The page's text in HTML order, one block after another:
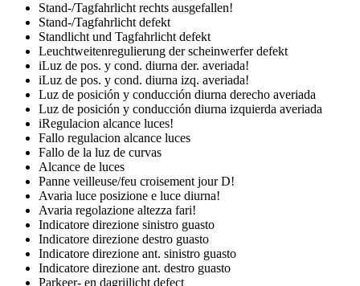
Stand-/Tagfahrlicht rechts ausgefallen!
Stand-/Tagfahrlicht defekt
Standlicht und Tagfahrlicht defekt
Leuchtweitenregulierung der scheinwerfer defekt
iLuz de pos. y cond. diurna der. averiada!
iLuz de pos. y cond. diurna izq. averiada!
Luz de posición y conducción diurna derecho averiada
Luz de posición y conducción diurna izquierda averiada
iRegulacion alcance luces!
Fallo regulacion alcance luces
Fallo de la luz de curvas
Alcance de luces
Panne veilleuse/feu croisement jour D!
Avaria luce posizione e luce diurna!
Avaria regolazione altezza fari!
Indicatore direzione sinistro guasto
Indicatore direzione destro guasto
Indicatore direzione ant. sinistro guasto
Indicatore direzione ant. destro guasto
Parkeer- en dagrijlicht defect